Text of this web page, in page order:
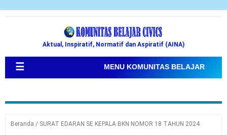
Aktual, Inspiratif, Normatif dan Aspiratif (AINA)
☰ MENU KOMUNITAS BELAJAR
Beranda / SURAT EDARAN SE KEPALA BKN NOMOR 18 TAHUN 2024